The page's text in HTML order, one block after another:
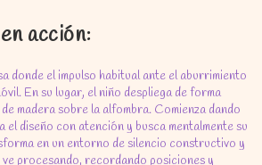
acción:
donde el impulso habitual ante el aburrimiento
En su lugar, el niño despliega de forma
madera sobre la alfombra. Comienza dando
el diseño con atención y busca mentalmente su
en un entorno de silencio constructivo y
procesando, recordando posiciones y